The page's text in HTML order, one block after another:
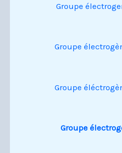
Groupe
Groupe
Groupe
Groupe